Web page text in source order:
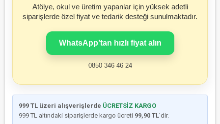
Atölye, okul ve üretim yapanlar için yüksek adetli
siparişlerde özel fiyat ve tedarik desteği sunulmaktadır.
WhatsApp’tan hızlı fiyat alın
0850 346 46 24
999 TL üzeri alışverişlerde ÜCRETSİZ KARGO
999 TL altındaki siparişlerde kargo ücreti 99,90 TL’dir.